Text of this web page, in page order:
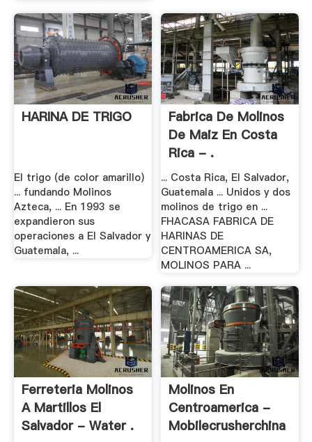
HARINA DE TRIGO
El trigo (de color amarillo)
... fundando Molinos
Azteca, ... En 1993 se
expandieron sus
operaciones a El Salvador y
Guatemala, ...
Fabrica De Molinos
De Maiz En Costa
Rica - .
... Costa Rica, El Salvador,
Guatemala ... Unidos y dos
molinos de trigo en ...
FHACASA FABRICA DE
HARINAS DE
CENTROAMERICA SA,
MOLINOS PARA ...
Ferreteria Molinos
A Martillos El
Salvador - Water .
Molinos En
Centroamerica -
Mobilecrusherchina